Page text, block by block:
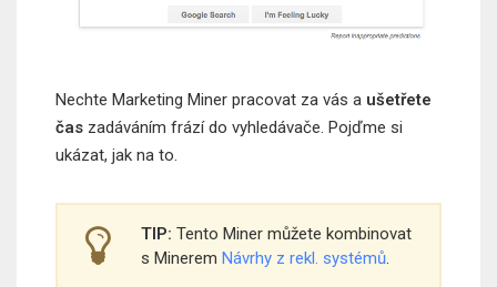
Nechte Marketing Miner pracovat za vás a ušetřete
čas zadáváním frází do vyhledávače. Pojďme si
ukázat, jak na to.
TIP: Tento Miner můžete kombinovat
s Minerem Návrhy z rekl. systémů